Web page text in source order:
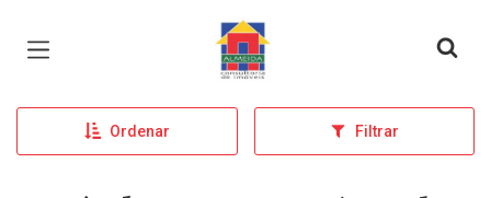
Página inicial
Ordenar Filtrar